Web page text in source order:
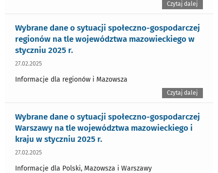
Czytaj dalej
Wybrane dane o sytuacji społeczno-gospodarczej
regionów na tle województwa mazowieckiego w
styczniu 2025 r.
27.02.2025
Informacje dla regionów i Mazowsza
Czytaj dalej
Wybrane dane o sytuacji społeczno-gospodarczej
Warszawy na tle województwa mazowieckiego i
kraju w styczniu 2025 r.
27.02.2025
Informacje dla Polski, Mazowsza i Warszawy